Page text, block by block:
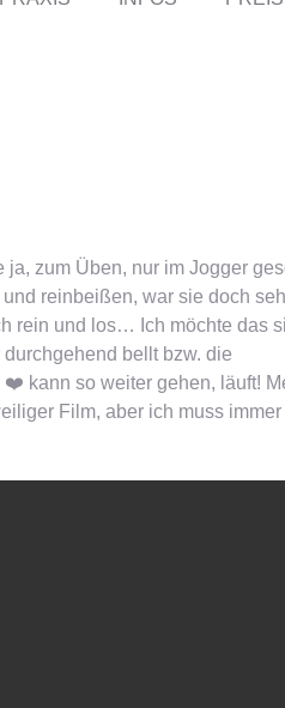
zum Üben, nur im Jogger
reinbeißen, war sie doch
rein und los… Ich möchte das
bellt bzw. die
kann so weiter gehen, läuft!
Film, aber ich muss